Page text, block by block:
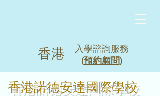
香港
入學諮詢服務
(預約顧問)
香港諾德安達國際學校